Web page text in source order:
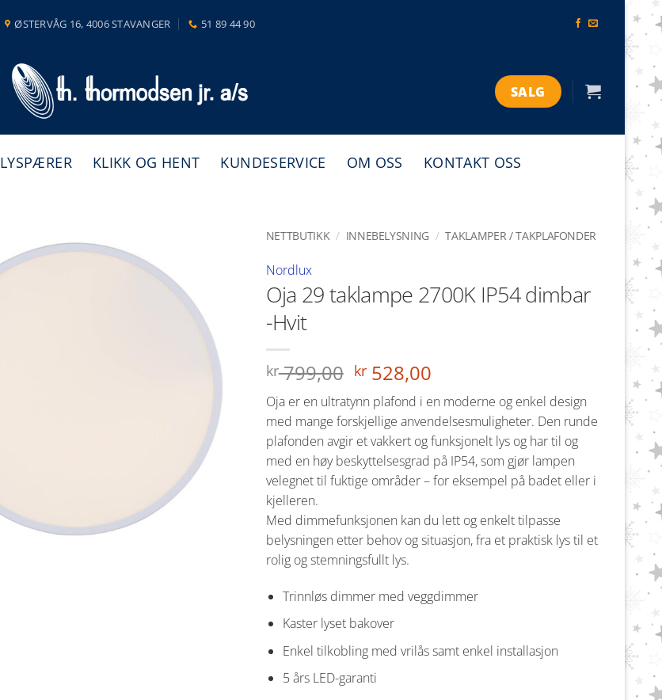
ØSTERVÅG 16, 4006 STAVANGER 51 89 44 90
SALG
LYSPÆRER KLIKK OG HENT KUNDESERVICE OM OSS KONTAKT OSS
NETTBUTIKK / INNEBELYSNING / TAKLAMPER / TAKPLAFONDER
Nordlux
Oja 29 taklampe 2700K IP54 dimbar
-Hvit
kr799,00 Opprinnelig
pris
var:
kr 799,00.
kr528,00Nåværende
er:
kr 528,00.
Oja er en ultratynn plafond i en moderne og enkel design
med mange forskjellige anvendelsesmuligheter. Den runde
plafonden avgir et vakkert og funksjonelt lys og har til og
med en høy beskyttelsesgrad på IP54, som gjør lampen
velegnet til fuktige områder – for eksempel på badet eller i
kjelleren.
Med dimmefunksjonen kan du lett og enkelt tilpasse
belysningen etter behov og situasjon, fra et praktisk lys til et
rolig og stemningsfullt lys.
Trinnløs dimmer med veggdimmer
Kaster lyset bakover
Enkel tilkobling med vrilås samt enkel installasjon
5 års LED-garanti